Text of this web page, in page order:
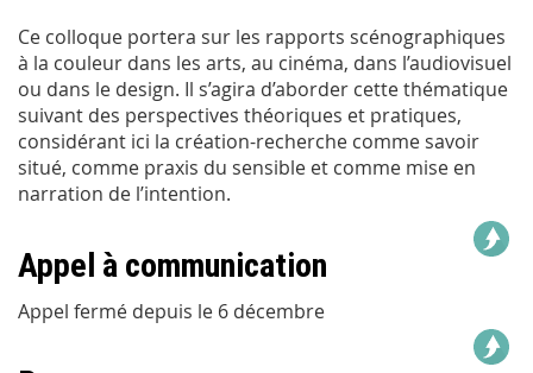
Ce colloque portera sur les rapports scénographiques
à la couleur dans les arts, au cinéma, dans l’audiovisuel
ou dans le design. Il s’agira d’aborder cette thématique
suivant des perspectives théoriques et pratiques,
considérant ici la création-recherche comme savoir
situé, comme praxis du sensible et comme mise en
narration de l’intention.
Appel à communication
Appel fermé depuis le 6 décembre